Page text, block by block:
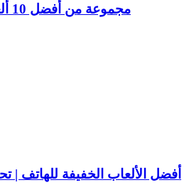
مجموعة من أفضل 10 ألعاب الجوال 2023
أفضل الألعاب الخفيفة للهاتف |